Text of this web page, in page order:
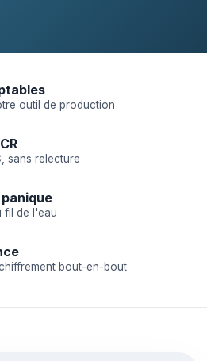
outil de production
sans relecture
fil de l'eau
bout-en-bout